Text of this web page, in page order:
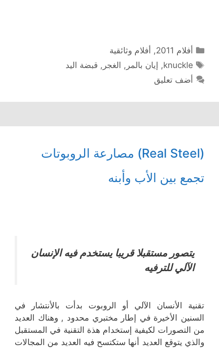
التصنيفات
أفلام 2011 , أفلام وثائقية
الوسوم
knuckle
, إيان بالمر , الغجر , قبضة اليد
أضف تعليق
(Real Steel) مصارعة الروبوتات
تجمع بين الأب وأبنه
يتصور مستقبلا قريبا يستخدم فيه الإنسان
الآلي للترفيه
تقنية الأنسان الآلي أو الروبوت بدأت بالأنتشار في
السنين الأخيرة في إطار مختبري محدود , وهناك العديد
من التصورات لكيفية إستخدام هذة التقنية في المستقبل
والذي يتوقع العديد أنها ستكتسح فيه العديد من المجالات